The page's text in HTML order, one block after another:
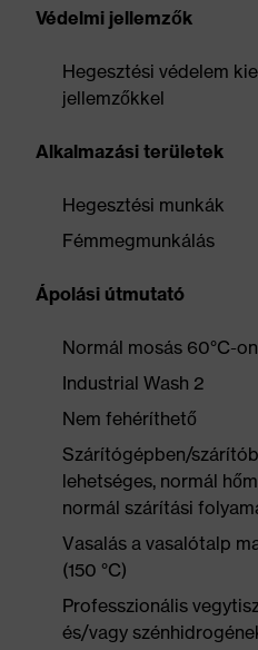
Védelmi jellemzők
Hegesztési védelem
jellemzőkkel
Alkalmazási területek
Hegesztési munkák
Fémmegmunkálás
Ápolási útmutató
Normál mosás 60°C-on
Industrial Wash 2
Nem fehéríthető
Szárítógépben/
lehetséges, normál
normál szárítási
Vasalás a vasalótalp
(150 °C)
Professzionális
és/vagy